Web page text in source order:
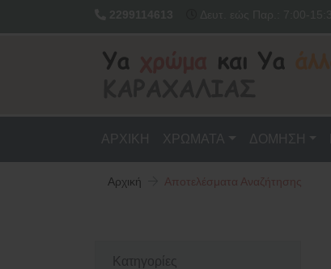
ΑΡΧΙΚΗ ΧΡΩΜΑΤΑ ΔΟΜΗΣΗ
Αρχική Αποτελέσματα Αναζήτησης
Κατηγορίες